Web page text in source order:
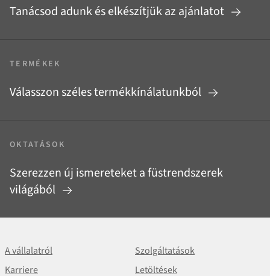
Tanácsod adunk és elkészítjük az ajánlatot
TERMÉKEK
Válasszon széles termékkínálatunkból
OKTATÁSOK
Szerezzen új ismereteket a füstrendszerek
világából
A vállalatról
Szolgáltatások
Karriere
Letöltések